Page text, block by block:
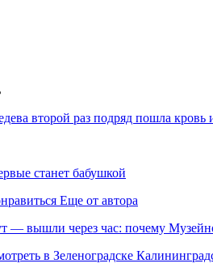
второй раз подряд пошла кровь
станет бабушкой
Еще от автора
— вышли через час: почему
в Зеленоградске